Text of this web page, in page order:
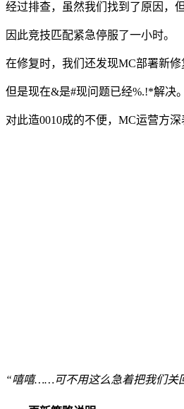
经过排查，虽然我们找到了原因，
因此竞技匹配紧急停服了一小时。
在修复时，我们还发现MC部署新修
但是现在&是#现问题已经%.!*解决。
对此造0010成的不便，MC运营方深
“嘻嘻……可不用这么急着把我们关